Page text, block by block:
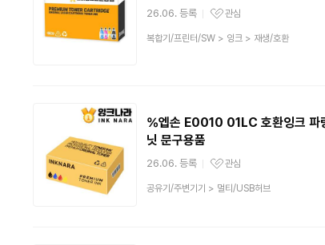
26.06. 등록
관심상품
관심
상
복합기/프린터/SW> 잉크> 재생/호환
%엡손 E0010 01LC 호환잉크 파
닛 문구용품
26.06. 등록
관심상품
관심
상
공유기/주변기기 > 멀티/USB허브